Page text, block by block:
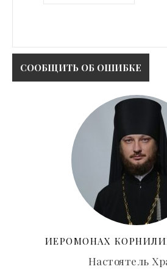
ИЕРОМОНАХ
Настоятель